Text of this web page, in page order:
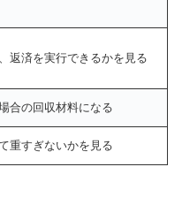
返済を実行できるかを見る
合の回収材料になる
重すぎないかを見る